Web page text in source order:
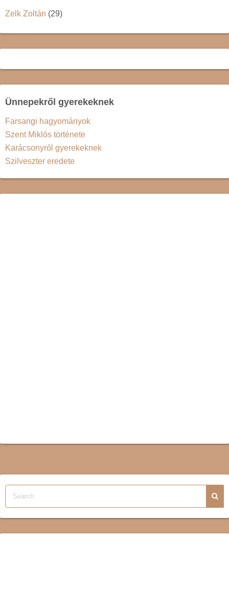
Zelk Zoltán (29)
Ünnepekről gyerekeknek
Farsangi hagyományok
Szent Miklós története
Karácsonyról gyerekeknek
Szilveszter eredete